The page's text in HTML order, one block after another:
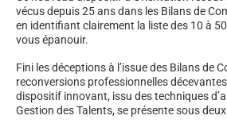
vécus depuis 25 ans dans les Bilans de
en identifiant clairement la liste des 10 à
vous épanouir.
Fini les déceptions à l’issue des Bilans de
reconversions professionnelles
dispositif innovant, issu des techniques
Gestion des Talents, se présente sous